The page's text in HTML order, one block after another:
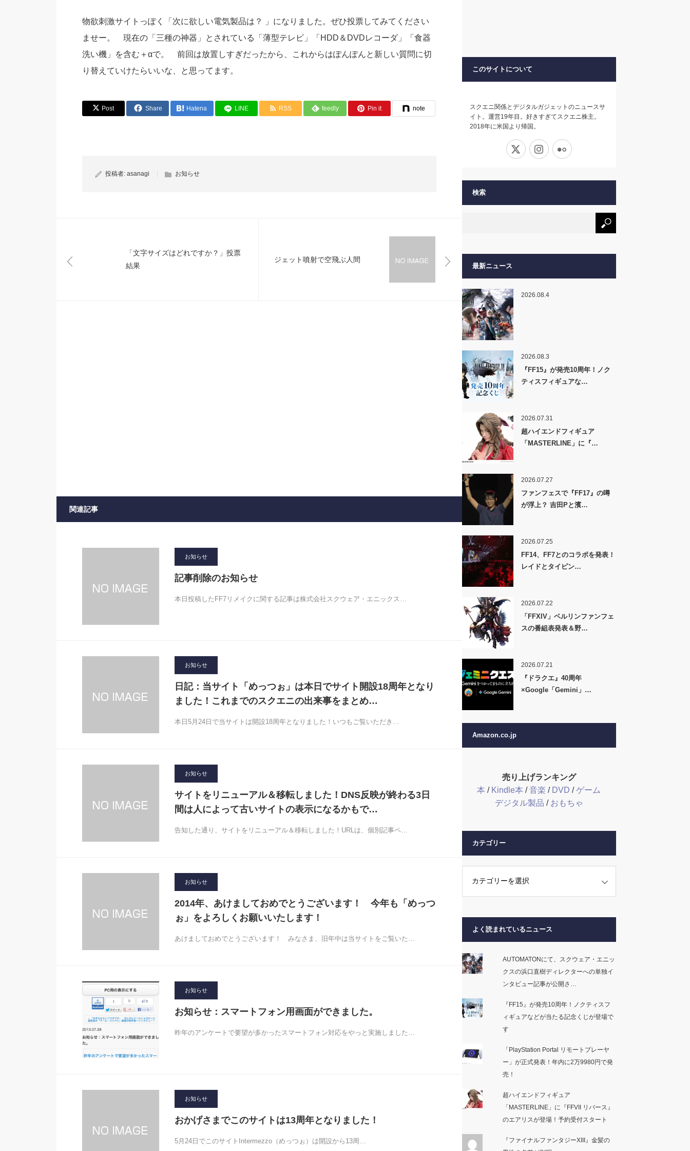
物欲刺激サイトっぽく「次に欲しい電気製品は？ 」になりました。ぜひ投票してみてください
ませー。 現在の「三種の神器」とされている「薄型テレビ」「HDD＆DVDレコーダ」「食器
洗い機」を含む＋αで。 前回は放置しすぎだったから、これからはぽんぽんと新しい質問に切
り替えていけたらいいな、と思ってます。
Post Share Hatena LINE RSS feedly Pin it note
投稿者: asanagi お知らせ
「文字サイズはどれですか？」投票
結果
ジェット噴射で空飛ぶ人間
関連記事
お知らせ
記事削除のお知らせ
本日投稿したFF7リメイクに関する記事は株式会社スクウェア・エニックス…
お知らせ
日記：当サイト「めっつぉ」は本日でサイト開設18周年となり
ました！これまでのスクエニの出来事をまとめ…
本日5月24日で当サイトは開設18周年となりました！いつもご覧いただき…
お知らせ
サイトをリニューアル＆移転しました！DNS反映が終わる3日
間は人によって古いサイトの表示になるかもで…
告知した通り、サイトをリニューアル＆移転しました！URLは、個別記事ペ…
お知らせ
2014年、あけましておめでとうございます！ 今年も「めっつ
ぉ」をよろしくお願いいたします！
あけましておめでとうございます！ みなさま、旧年中は当サイトをご覧いた…
お知らせ
お知らせ：スマートフォン用画面ができました。
昨年のアンケートで要望が多かったスマートフォン対応をやっと実施しました…
お知らせ
おかげさまでこのサイトは13周年となりました！
5月24日でこのサイトIntermezzo（めっつぉ）は開設から13周…
このサイトについて
スクエニ関係とデジタルガジェットのニュースサ
イト。運営19年目。好きすぎてスクエニ株主。
2018年に米国より帰国。
Instagram
検索
最新ニュース
2026.08.4
2026.08.3
『FF15』が発売10周年！ノク
ティスフィギュアな…
2026.07.31
超ハイエンドフィギュア
「MASTERLINE」に『…
2026.07.27
ファンフェスで『FF17』の噂
が浮上？ 吉田Pと濱…
2026.07.25
FF14、FF7とのコラボを発表！
レイドとタイピン…
2026.07.22
「FFXIV」ベルリンファンフェ
スの番組表発表＆野…
2026.07.21
『ドラクエ』40周年
×Google「Gemini」…
Amazon.co.jp
売り上げランキング
本 / Kindle本 /音楽 / DVD /ゲーム
デジタル製品 / おもちゃ
カテゴリー
よく読まれているニュース
AUTOMATONにて、スクウェア・エニッ
クスの浜口直樹ディレクターへの単独イ
ンタビュー記事が公開さ…
『FF15』が発売10周年！ノクティスフ
ィギュアなどが当たる記念くじが登場で
す
「PlayStation Portal リモートプレーヤ
ー」が正式発表！年内に2万9980円で発
売！
超ハイエンドフィギュア
「MASTERLINE」に『FFVII リバース』
のエアリスが登場！予約受付スタート
『ファイナルファンタジーXIII』金髪の